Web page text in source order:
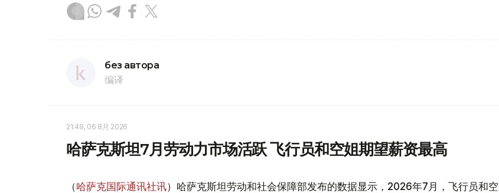
без автора
编译
21:49, 06 8月 2026
哈萨克斯坦7月劳动力市场活跃 飞行员和空姐期望薪资最高
（哈萨克国际通讯社讯）哈萨克斯坦劳动和社会保障部发布的数据显示，2026年7月，飞行员和空